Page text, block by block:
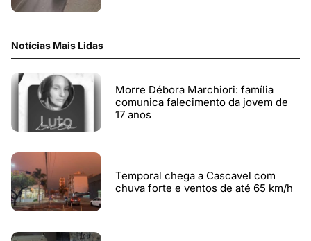
Notícias Mais Lidas
Morre Débora Marchiori: família
comunica falecimento da jovem de
17 anos
Temporal chega a Cascavel com
chuva forte e ventos de até 65 km/h